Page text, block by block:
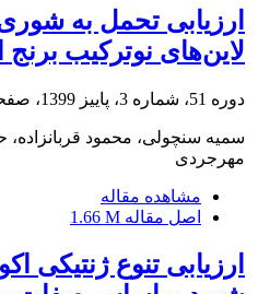
ارزیابی تحمل به
لاین‌های نوترکیب برنج
دوره 51، شماره 3، پاییز 1399، صفحه
سمیه سنچولی، محمود
مهرجردی
مشاهده مقاله
اصل مقاله 1.66 M
ارزیابی تنوع ژنتیکی